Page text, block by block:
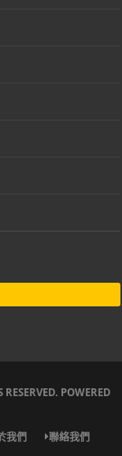
POWERED
我們 聯絡我們